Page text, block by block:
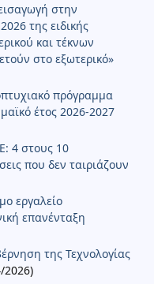
στην
της ειδικής
και τέκνων
στο εξωτερικό»
πρόγραμμα
έτος 2026-2027
4 στους 10
που δεν ταιριάζουν
εργαλείο
επανένταξη
της Τεχνολογίας
2026)